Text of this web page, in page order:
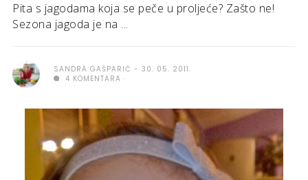
Pita s jagodama koja se peče u proljeće? Zašto ne!
Sezona jagoda je na ...
SANDRA GAŠPARIĆ
30. 05. 2011.
4 KOMENTARA